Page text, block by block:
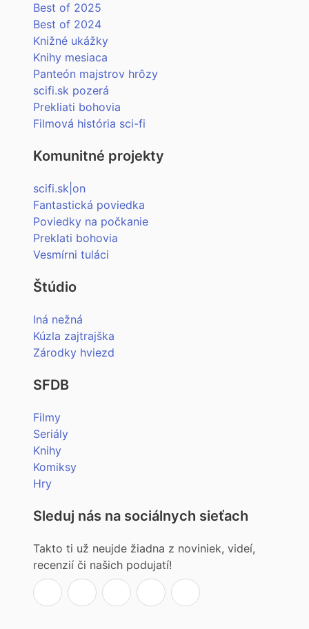
Best of 2025
Best of 2024
Knižné ukážky
Knihy mesiaca
Panteón majstrov hrôzy
scifi.sk pozerá
Prekliati bohovia
Filmová história sci-fi
Komunitné projekty
scifi.sk|on
Fantastická poviedka
Poviedky na počkanie
Preklati bohovia
Vesmírni tuláci
Štúdio
Iná nežná
Kúzla zajtrajška
Zárodky hviezd
SFDB
Filmy
Seriály
Knihy
Komiksy
Hry
Sleduj nás na sociálnych sieťach
Takto ti už neujde žiadna z noviniek, videí,
recenzií či našich podujatí!